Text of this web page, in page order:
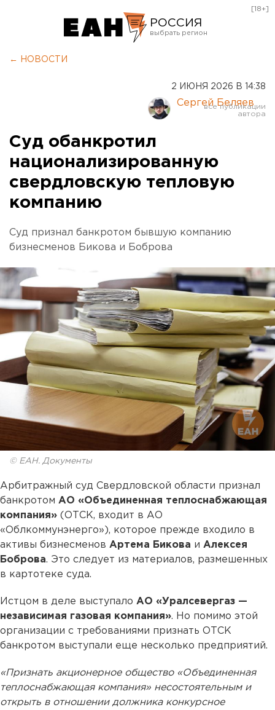
РОССИЯ
Курган
Оренбург
[18+]
← НОВОСТИ
2 ИЮНЯ 2026 В 14:38
Сергей Беляев
Суд обанкротил
национализированную
свердловскую тепловую
компанию
Суд признал банкротом бывшую компанию
бизнесменов Бикова и Боброва
© ЕАН. Документы
Арбитражный суд Свердловской области признал
банкротом АО «Объединенная теплоснабжающая
компания» (ОТСК, входит в АО
«Облкоммунэнерго»), которое прежде входило в
активы бизнесменов Артема Бикова и Алексея
Боброва. Это следует из материалов, размешенных
в картотеке суда.
Истцом в деле выступало АО «Уралсевергаз —
независимая газовая компания». Но помимо этой
организации с требованиями признать ОТСК
банкротом выступали еще несколько предприятий.
«Признать акционерное общество «Объединенная
теплоснабжающая компания» несостоятельным и
открыть в отношении должника конкурсное